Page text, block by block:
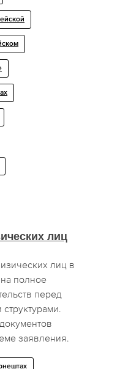
лиц
лиц в
полное
перед
заявления.